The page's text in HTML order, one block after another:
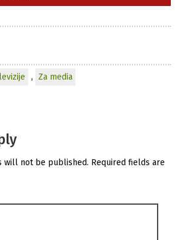
, Za media
will not be published. Required fields are